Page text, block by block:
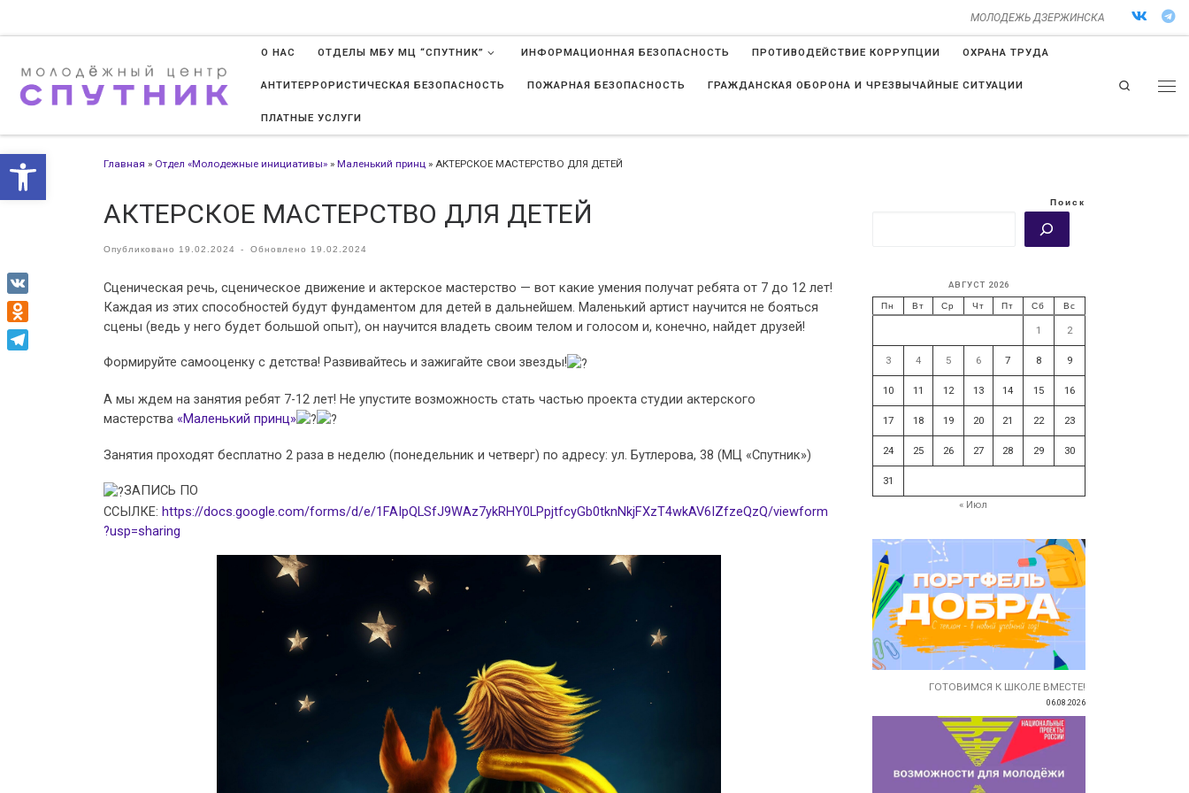
Открыть панель инструментов
МОЛОДЕЖЬ ДЗЕРЖИНСКА
О НАС ОТДЕЛЫ МБУ МЦ “СПУТНИК” ИНФОРМАЦИОННАЯ БЕЗОПАСНОСТЬ ПРОТИВОДЕЙСТВИЕ КОРРУПЦИИ ОХРАНА ТРУДА
АНТИТЕРРОРИСТИЧЕСКАЯ БЕЗОПАСНОСТЬ ПОЖАРНАЯ БЕЗОПАСНОСТЬ ГРАЖДАНСКАЯ ОБОРОНА И ЧРЕЗВЫЧАЙНЫЕ СИТУАЦИИ
ПЛАТНЫЕ УСЛУГИ
Search
Главная » Отдел «Молодежные инициативы» » Маленький принц » АКТЕРСКОЕ МАСТЕРСТВО ДЛЯ ДЕТЕЙ
АКТЕРСКОЕ МАСТЕРСТВО ДЛЯ ДЕТЕЙ
Опубликовано 19.02.2024 - Обновлено 19.02.2024
Сценическая речь, сценическое движение и актерское мастерство — вот какие умения получат ребята от 7 до 12 лет!
Каждая из этих способностей будут фундаментом для детей в дальнейшем. Маленький артист научится не бояться
сцены (ведь у него будет большой опыт), он научится владеть своим телом и голосом и, конечно, найдет друзей!
Формируйте самооценку с детства! Развивайтесь и зажигайте свои звезды!
А мы ждем на занятия ребят 7-12 лет! Не упустите возможность стать частью проекта студии актерского
мастерства «Маленький принц»
Занятия проходят бесплатно 2 раза в неделю (понедельник и четверг) по адресу: ул. Бутлерова, 38 (МЦ «Спутник»)
ЗАПИСЬ ПО
ССЫЛКЕ: https://docs.google.com/forms/d/e/1FAIpQLSfJ9WAz7ykRHY0LPpjtfcyGb0tknNkjFXzT4wkAV6IZfzeQzQ/viewform
?usp=sharing
Поиск
АВГУСТ 2026
Пн Вт Ср Чт Пт Сб Вс
1 2
3 4 5 6 7 8 9
10 11 12 13 14 15 16
17 18 19 20 21 22 23
24 25 26 27 28 29 30
31
« Июл
ГОТОВИМСЯ К ШКОЛЕ ВМЕСТЕ!
06.08.2026
VK
Odnoklassniki